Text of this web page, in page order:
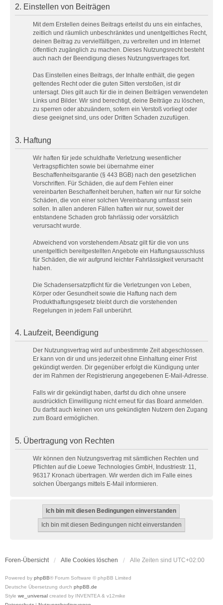
2. Einstellen von Beiträgen
Mit dem Erstellen deines Beitrags erteilst du uns ein einfaches,
zeitlich und räumlich unbeschränktes und unentgeltliches Recht,
deinen Beitrag zu vervielfältigen, zu verbreiten und im Internet
öffentlich zugänglich zu machen. Dieses Nutzungsrecht besteht
auch nach der Beendigung dieses Nutzungsvertrages fort.
Das Einstellen eines Beitrags, der Inhalte enthält, die gegen
geltendes Recht oder die guten Sitten verstoßen, ist dir
untersagt. Dies gilt auch für die in deinen Beiträgen verwendeten
Links und Bilder. Wir sind berechtigt, deine Beiträge zu löschen,
zu sperren oder abzuändern, sofern ein Verstoß vorliegt oder
diese geeignet sind, uns oder Dritten Schaden zuzufügen.
3. Haftung
Wir haften für jede schuldhafte Verletzung wesentlicher
Vertragspflichten sowie bei übernahme einer
Beschaffenheitsgarantie (§ 443 BGB) nach den gesetzlichen
Vorschriften. Für Schäden, die auf dem Fehlen einer
vereinbarten Beschaffenheit beruhen, haften wir nur für solche
Schäden, die von einer solchen Vereinbarung umfasst sein
sollen. In allen anderen Fällen haften wir nur, soweit der
entstandene Schaden grob fahrlässig oder vorsätzlich
verursacht wurde.
Abweichend von vorstehendem Absatz gilt für die von uns
unentgeltlich bereitgestellten Angebote ein Haftungsausschluss
für Schäden, die wir aufgrund leichter Fahrlässigkeit verursacht
haben.
Die Schadensersatzpflicht für die Verletzungen von Leben,
Körper oder Gesundheit sowie die Haftung nach dem
Produkthaftungsgesetz bleibt durch die vorstehenden
Regelungen in jedem Fall unberührt.
4. Laufzeit, Beendigung
Der Nutzungsvertrag wird auf unbestimmte Zeit abgeschlossen.
Er kann von dir und uns jederzeit ohne Einhaltung einer Frist
gekündigt werden. Dir gegenüber erfolgt die Kündigung unter
der im Rahmen der Registrierung angegebenen E-Mail-Adresse.
Falls wir dir gekündigt haben, darfst du dich ohne unsere
ausdrücklich Einwilligung nicht erneut für das Board anmelden.
Du darfst auch keinen von uns gekündigten Nutzern den Zugang
zum Board ermöglichen.
5. Übertragung von Rechten
Wir können den Nutzungsvertrag mit sämtlichen Rechten und
Pflichten auf die Loewe Technologies GmbH, Industriestr. 11,
96317 Kronach übertragen. Wir werden dich im Falle eines
solchen Übergangs mittels E-Mail informieren.
Foren-Übersicht Alle Cookies löschen Alle Zeiten sind UTC+02:00
Powered by phpBB® Forum Software © phpBB Limited
Deutsche Übersetzung durch phpBB.de
Style we_universal created by INVENTEA & v12mike